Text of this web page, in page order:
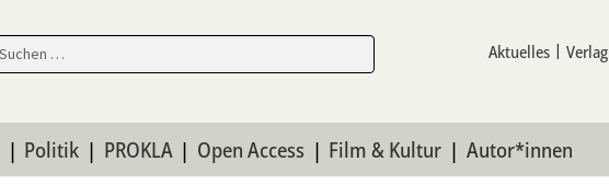
Aktuelles Verlag
Politik PROKLA Open Access Film & Kultur Autor*innen